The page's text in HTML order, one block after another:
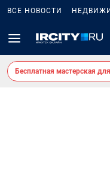
ВСЕ НОВОСТИ
Бесплатная мастерская